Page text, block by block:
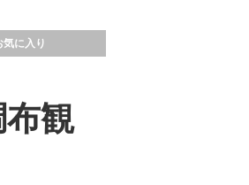
気に入り
布観